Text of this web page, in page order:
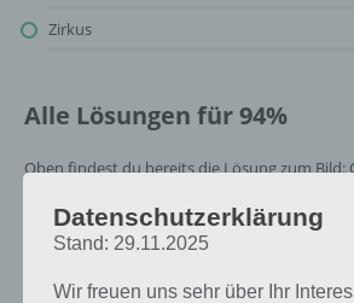
Zirkus
Alle Lösungen für 94%
Oben findest du bereits die Lösung zum Bild:
exakte Level anzeigen, weshalb du über
jedoch trotzdem zu jedem Sachverhalt die
Datenschutzerklärung
Stand: 29.11.2025
Wir freuen uns sehr über Ihr